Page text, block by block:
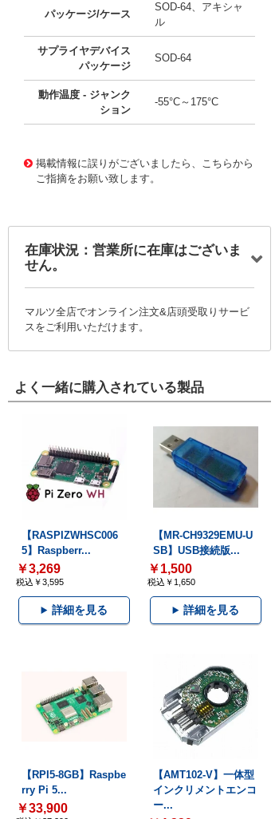
パッケージ/ケース
SOD-64、アキシャ
ル
サプライヤデバイス
パッケージ
SOD-64
動作温度 - ジャンク
ション
-55°C～175°C
掲載情報に誤りがございましたら、こちらから
ご指摘をお願い致します。
在庫状況：営業所に在庫はございま
せん。
マルツ全店でオンライン注文&店頭受取りサービ
スをご利用いただけます。
よく一緒に購入されている製品
【RASPIZWHSC006
5】Raspberr...
￥3,269
税込￥3,595
詳細を見る
【MR-CH9329EMU-U
SB】USB接続版...
￥1,500
税込￥1,650
詳細を見る
【RPI5-8GB】Raspbe
rry Pi 5...
￥33,900
【AMT102-V】一体型
インクリメントエンコ
ー...